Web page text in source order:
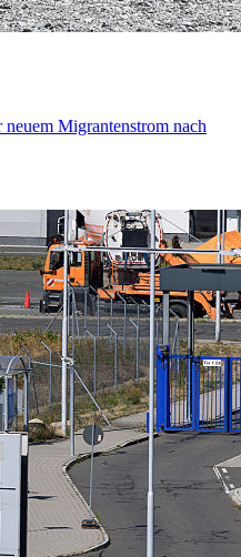
Migrantenstrom nach